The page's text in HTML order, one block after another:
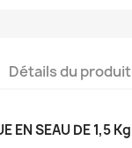
Détails du produit
EN SEAU DE 1,5 Kg